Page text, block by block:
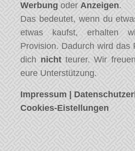
Werbung oderAnzeigen.
Das bedeutet, wenn du
etwas kaufst, erhalten
Provision. Dadurch wird das
dich nichtteurer. Wir
eure Unterstützung.
Impressum |
Cookies-Eistellungen